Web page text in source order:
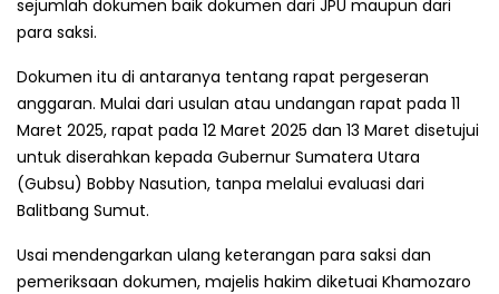
sejumlah dokumen baik dokumen dari JPU maupun dari
para saksi.
Dokumen itu di antaranya tentang rapat pergeseran
anggaran. Mulai dari usulan atau undangan rapat pada 11
Maret 2025, rapat pada 12 Maret 2025 dan 13 Maret disetujui
untuk diserahkan kepada Gubernur Sumatera Utara
(Gubsu) Bobby Nasution, tanpa melalui evaluasi dari
Balitbang Sumut.
Usai mendengarkan ulang keterangan para saksi dan
pemeriksaan dokumen, majelis hakim diketuai Khamozaro